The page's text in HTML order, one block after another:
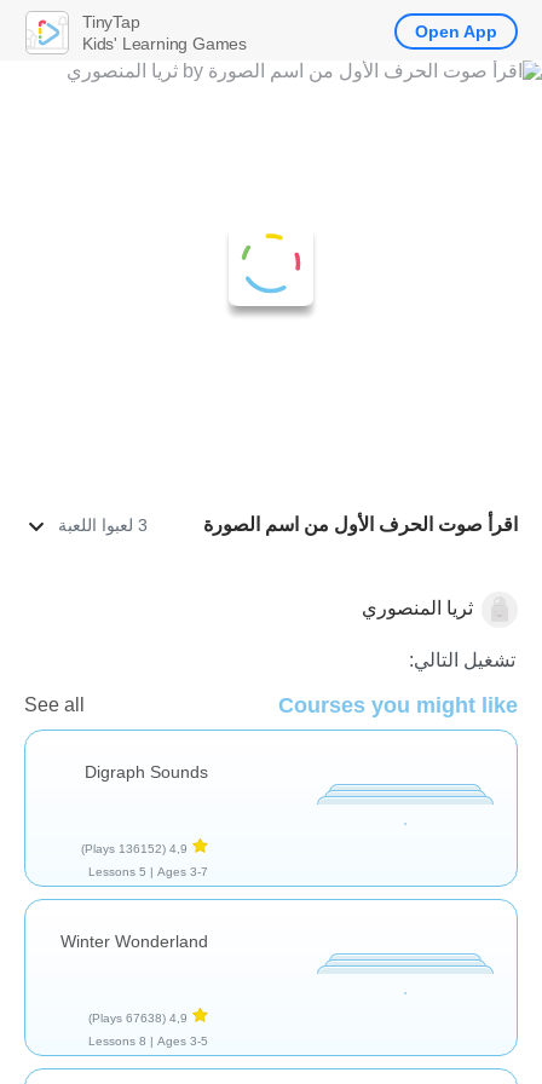
اقرأ صوت الحرف الأول من اسم الصورة 3 لعبوا اللعبة
قراءة ثريا المنصوري
تشغيل التالي:
Courses you might like
See all
Digraph Sounds
4,9
(136152 Plays)
Ages 3-7 |
5 Lessons
Winter Wonderland
4,9
(67638 Plays)
Ages 3-5 |
8 Lessons
TinyTap
Kids' Learning Games
Open App